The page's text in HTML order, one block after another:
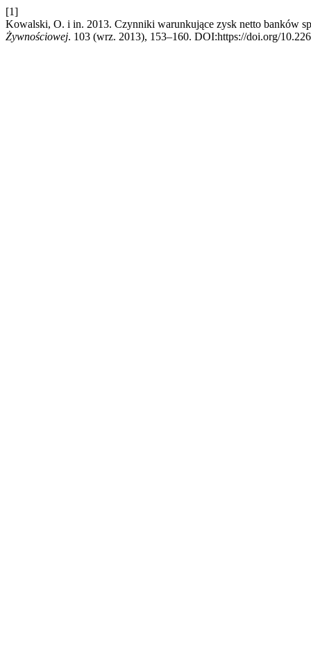
[1]
Kowalski, O. i in. 2013. Czynniki warunkujące zysk netto banków
Żywnościowej. 103 (wrz. 2013), 153–160. DOI:https://doi.org/